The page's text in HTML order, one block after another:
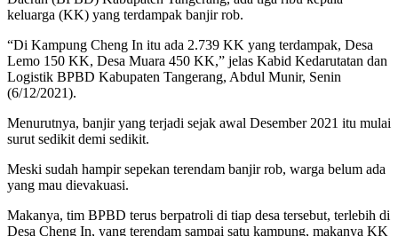
keluarga (KK) yang terdampak banjir rob.
“Di Kampung Cheng In itu ada 2.739 KK yang terdampak, Desa
Lemo 150 KK, Desa Muara 450 KK,” jelas Kabid Kedarutatan dan
Logistik BPBD Kabupaten Tangerang, Abdul Munir, Senin
(6/12/2021).
Menurutnya, banjir yang terjadi sejak awal Desember 2021 itu mulai
surut sedikit demi sedikit.
Meski sudah hampir sepekan terendam banjir rob, warga belum ada
yang mau dievakuasi.
Makanya, tim BPBD terus berpatroli di tiap desa tersebut, terlebih di
Desa Cheng In, yang terendam sampai satu kampung, makanya KK